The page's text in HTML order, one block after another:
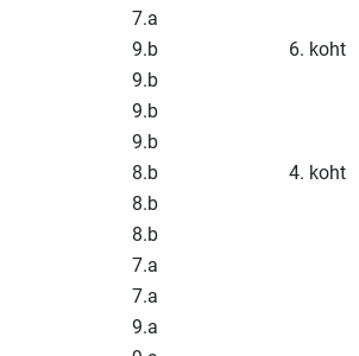
7.a
9.b 6. koht
9.b
9.b
9.b
8.b 4. koht
8.b
8.b
7.a
7.a
9.a